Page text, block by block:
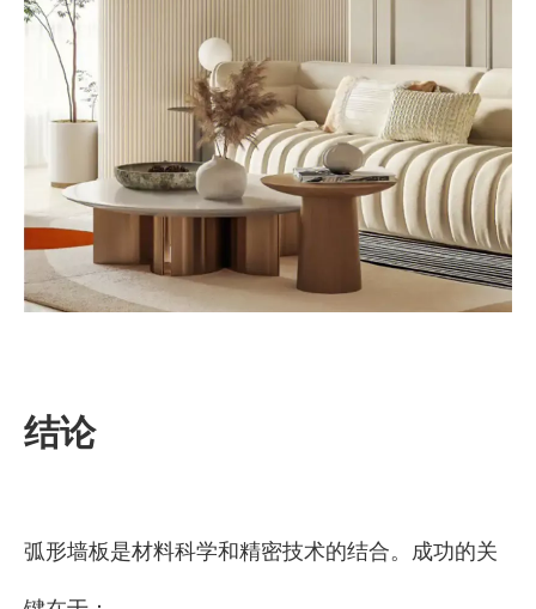
结论
弧形墙板是材料科学和精密技术的结合。成功的关